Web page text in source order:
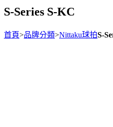
S-Series S-KC
首頁>品牌分類>Nittaku球拍S-